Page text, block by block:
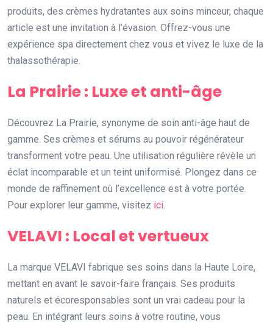
produits, des crèmes hydratantes aux soins minceur, chaque
article est une invitation à l’évasion. Offrez-vous une
expérience spa directement chez vous et vivez le luxe de la
thalassothérapie.
La Prairie : Luxe et anti-âge
Découvrez La Prairie, synonyme de soin anti-âge haut de
gamme. Ses crèmes et sérums au pouvoir régénérateur
transforment votre peau. Une utilisation régulière révèle un
éclat incomparable et un teint uniformisé. Plongez dans ce
monde de raffinement où l’excellence est à votre portée.
Pour explorer leur gamme, visitez ici
VELAVI : Local et vertueux
La marque VELAVI fabrique ses soins dans la Haute Loire,
mettant en avant le savoir-faire français. Ses produits
naturels et écoresponsables sont un vrai cadeau pour la
peau. En intégrant leurs soins à votre routine, vous